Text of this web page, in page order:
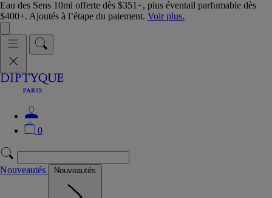
Eau des Sens 10ml offerte dès $351+, plus éventail parfumable dès
$400+. Ajoutés à l’étape du paiement. Voir plus.
0
Nouveautés Nouveautés